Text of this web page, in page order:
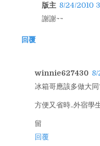
版主 8/24/2010
謝謝~~
回覆
winnie627430 8/
冰箱哥應該多做大
方便又省時..外宿學生
留
回覆